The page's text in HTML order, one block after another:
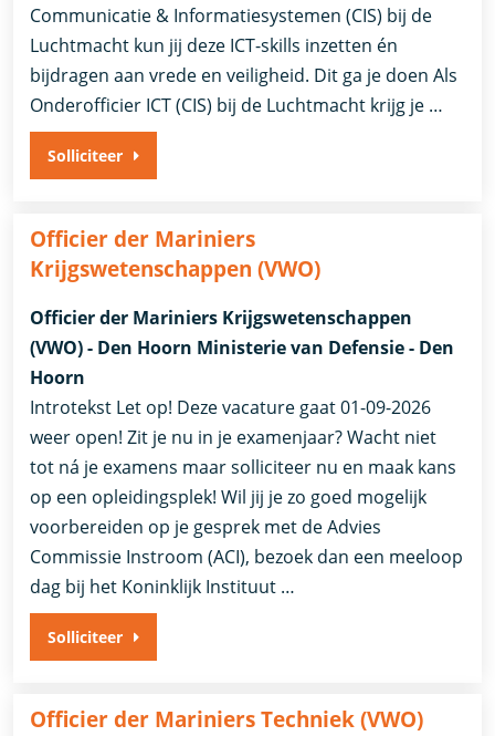
Communicatie & Informatiesystemen (CIS) bij de
Luchtmacht kun jij deze ICT-skills inzetten én
bijdragen aan vrede en veiligheid. Dit ga je doen Als
Onderofficier ICT (CIS) bij de Luchtmacht krijg je …
Solliciteer
Officier der Mariniers
Krijgswetenschappen (VWO)
Officier der Mariniers Krijgswetenschappen
(VWO) - Den Hoorn Ministerie van Defensie - Den
Hoorn
Introtekst Let op! Deze vacature gaat 01-09-2026
weer open! Zit je nu in je examenjaar? Wacht niet
tot ná je examens maar solliciteer nu en maak kans
op een opleidingsplek! Wil jij je zo goed mogelijk
voorbereiden op je gesprek met de Advies
Commissie Instroom (ACI), bezoek dan een meeloop
dag bij het Koninklijk Instituut …
Solliciteer
Officier der Mariniers Techniek (VWO)